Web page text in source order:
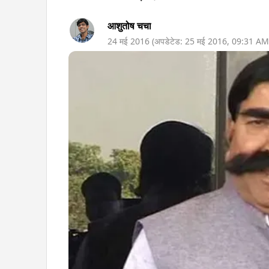
आशुतोष चचा
24 मई 2016 (अपडेटेड: 25 मई 2016, 09:31 AM